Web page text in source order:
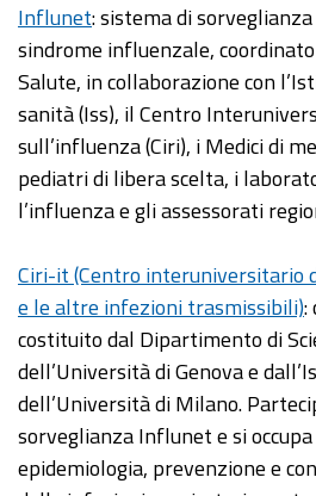
Influnet: sistema di
sindrome influenzale,
Salute, in collaborazione con
sanità (Iss), il Centro
sull’influenza (Ciri), i Medici di
pediatri di libera scelta, i
l’influenza e gli assessorati
Ciri-it (Centro interuniversitario
e le altre infezioni trasmissibili):
costituito dal Dipartimento di
dell’Università di Genova e
dell’Università di Milano.
sorveglianza Influnet e si
epidemiologia, prevenzione e